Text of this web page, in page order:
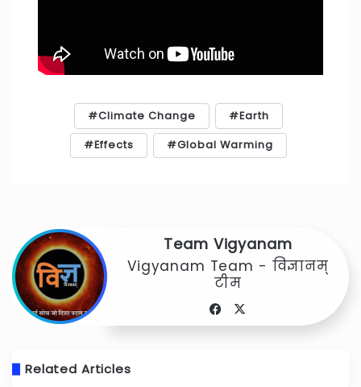
Climate Change Earth
Effects Global Warming
Team Vigyanam
Vigyanam Team - विज्ञानम्
टीम
Facebook
Related Articles